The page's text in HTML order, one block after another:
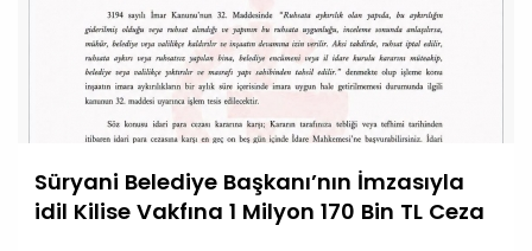
Süryani Belediye Başkanı’nın İmzasıyla
idil Kilise Vakfına 1 Milyon 170 Bin TL Ceza